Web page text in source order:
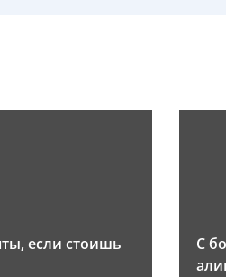
если стоишь
С